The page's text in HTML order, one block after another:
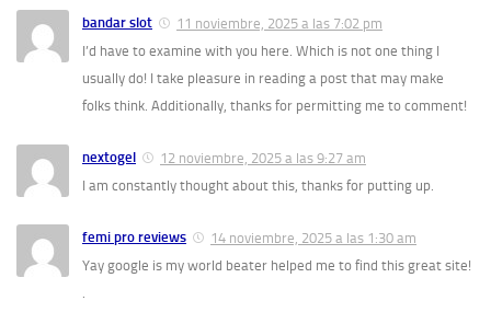
bandar slot
11 noviembre, 2025 a las 7:02 pm
I’d have to examine with you here. Which is not one thing I
usually do! I take pleasure in reading a post that may make
folks think. Additionally, thanks for permitting me to comment!
nextogel
12 noviembre, 2025 a las 9:27 am
I am constantly thought about this, thanks for putting up.
femi pro reviews
14 noviembre, 2025 a las 1:30 am
Yay google is my world beater helped me to find this great site!